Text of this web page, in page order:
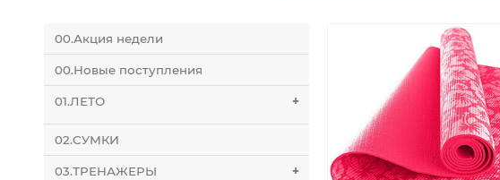
00.Акция недели
00.Новые поступления
01.ЛЕТО +
02.СУМКИ
03.ТРЕНАЖЕРЫ +